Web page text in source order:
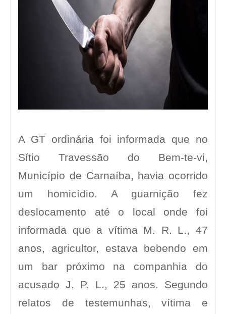
A GT ordinária foi informada que no
Sítio Travessão do Bem-te-vi,
Município de Carnaíba, havia ocorrido
um homicídio. A guarnição fez
deslocamento até o local onde foi
informada que a vítima M. R. L., 47
anos, agricultor, estava bebendo em
um bar próximo na companhia do
acusado J. P. L., 25 anos. Segundo
relatos de testemunhas, vítima e